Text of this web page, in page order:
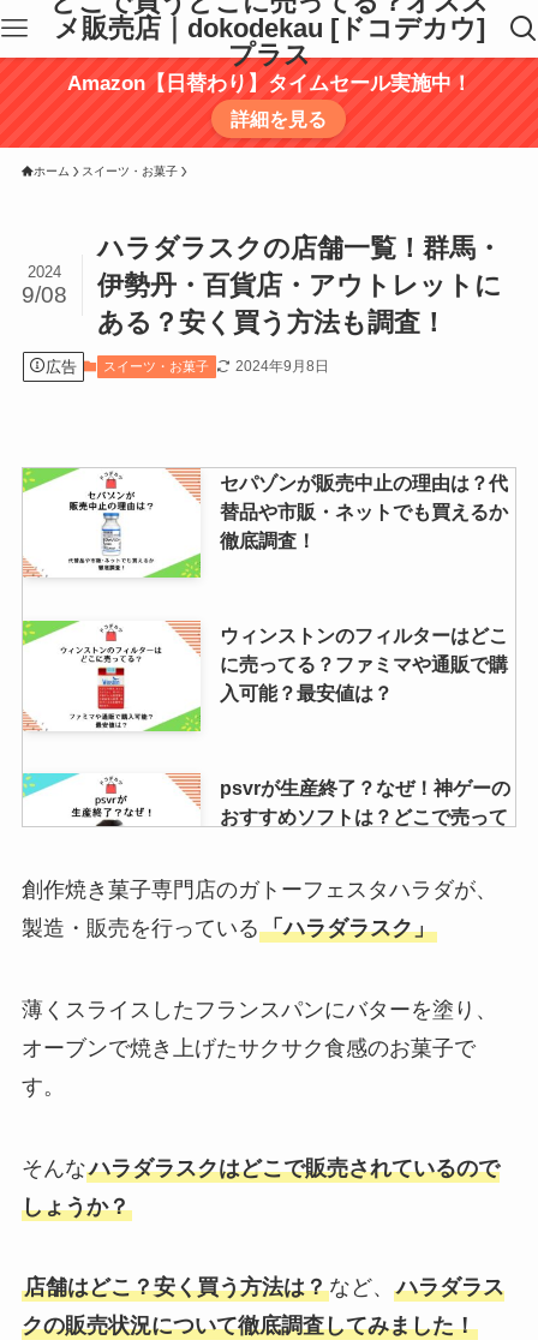
メ販売店｜dokodekau [ドコデカウ]
プラス
Amazon【日替わり】タイムセール実施中！
詳細を見る
ホーム スイーツ・お菓子
ハラダラスクの店舗一覧！群馬・
伊勢丹・百貨店・アウトレットに
ある？安く買う方法も調査！
2024
9/08
広告 スイーツ・お菓子 2024年9月8日
セパゾンが販売中止の理由は？代
替品や市販・ネットでも買えるか
徹底調査！
ウィンストンのフィルターはどこ
に売ってる？ファミマや通販で購
入可能？最安値は？
psvrが生産終了？なぜ！神ゲーの
おすすめソフトは？どこで売って
ドクターシーラボはドラッグスト
は？取扱い店や安い店調査
ンキホーテにはある？【名古屋・
東京・大阪・神戸を調査！】
創作焼き菓子専門店のガトーフェスタハラダが、
製造・販売を行っている「ハラダラスク」
薄くスライスしたフランスパンにバターを塗り、
オーブンで焼き上げたサクサク食感のお菓子で
す。
そんなハラダラスクはどこで販売されているので
しょうか？
店舗はどこ？安く買う方法は？など、 ハラダラス
クの販売状況について徹底調査してみました！